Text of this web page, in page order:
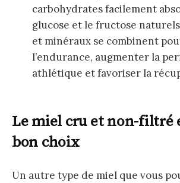
carbohydrates facilement
glucose et le fructose
et minéraux se combinent
l’endurance, augmenter la
athlétique et favoriser la
Le miel cru et non-filtré
bon choix
Un autre type de miel que vous